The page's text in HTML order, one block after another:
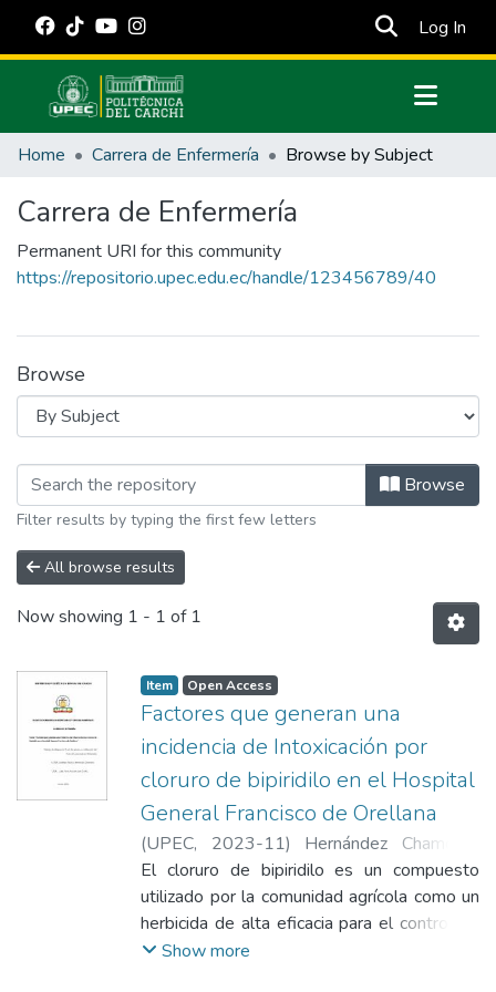
Log In
Communities & Collections
Estadísticas Externas
Manuales
Home Carrera de Enfermería Browse by Subject
Carrera de Enfermería
Permanent URI for this community
https://repositorio.upec.edu.ec/handle/123456789/40
Browse
Browsing Carrera de Enfermería by
Browse
Filter results by typing the first few letters
All browse results
Now showing 1 - 1 of 1
Item Open Access
Factores que generan una
incidencia de Intoxicación por
cloruro de bipiridilo en el Hospital
General Francisco de Orellana
(UPEC, 2023-11) Hernández Chamorro,
Jonathan Fabricio
El cloruro de bipiridilo es un compuesto
utilizado por la comunidad agrícola como un
herbicida de alta eficacia para el control de
malezas, el mal manejo y uso han generado
Show more